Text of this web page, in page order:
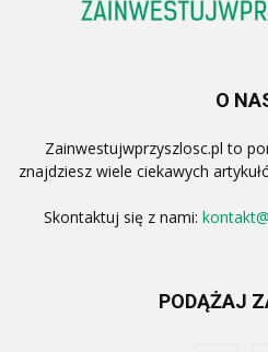
O
Zainwestujwprzyszlosc.pl to
znajdziesz wiele ciekawych
Skontaktuj się z nami:
PODĄŻAJ